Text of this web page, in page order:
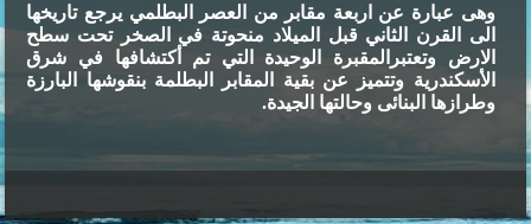
وهى عبارة عن اربعة مقابر من العصر البطلمي يرجع تاريخها
الى القرن الثاني قبل الميلاد منحوتة في الصخر تحت سطح
الارض وتعتبرالمقبرة
الوحيدة التي تم أكتشافها في شرق
الأسكندرية وتتميز عن بقية المقابر البطلمة بنقوشها البارزة
وطرازها البنائى وحالتها الجيدة.